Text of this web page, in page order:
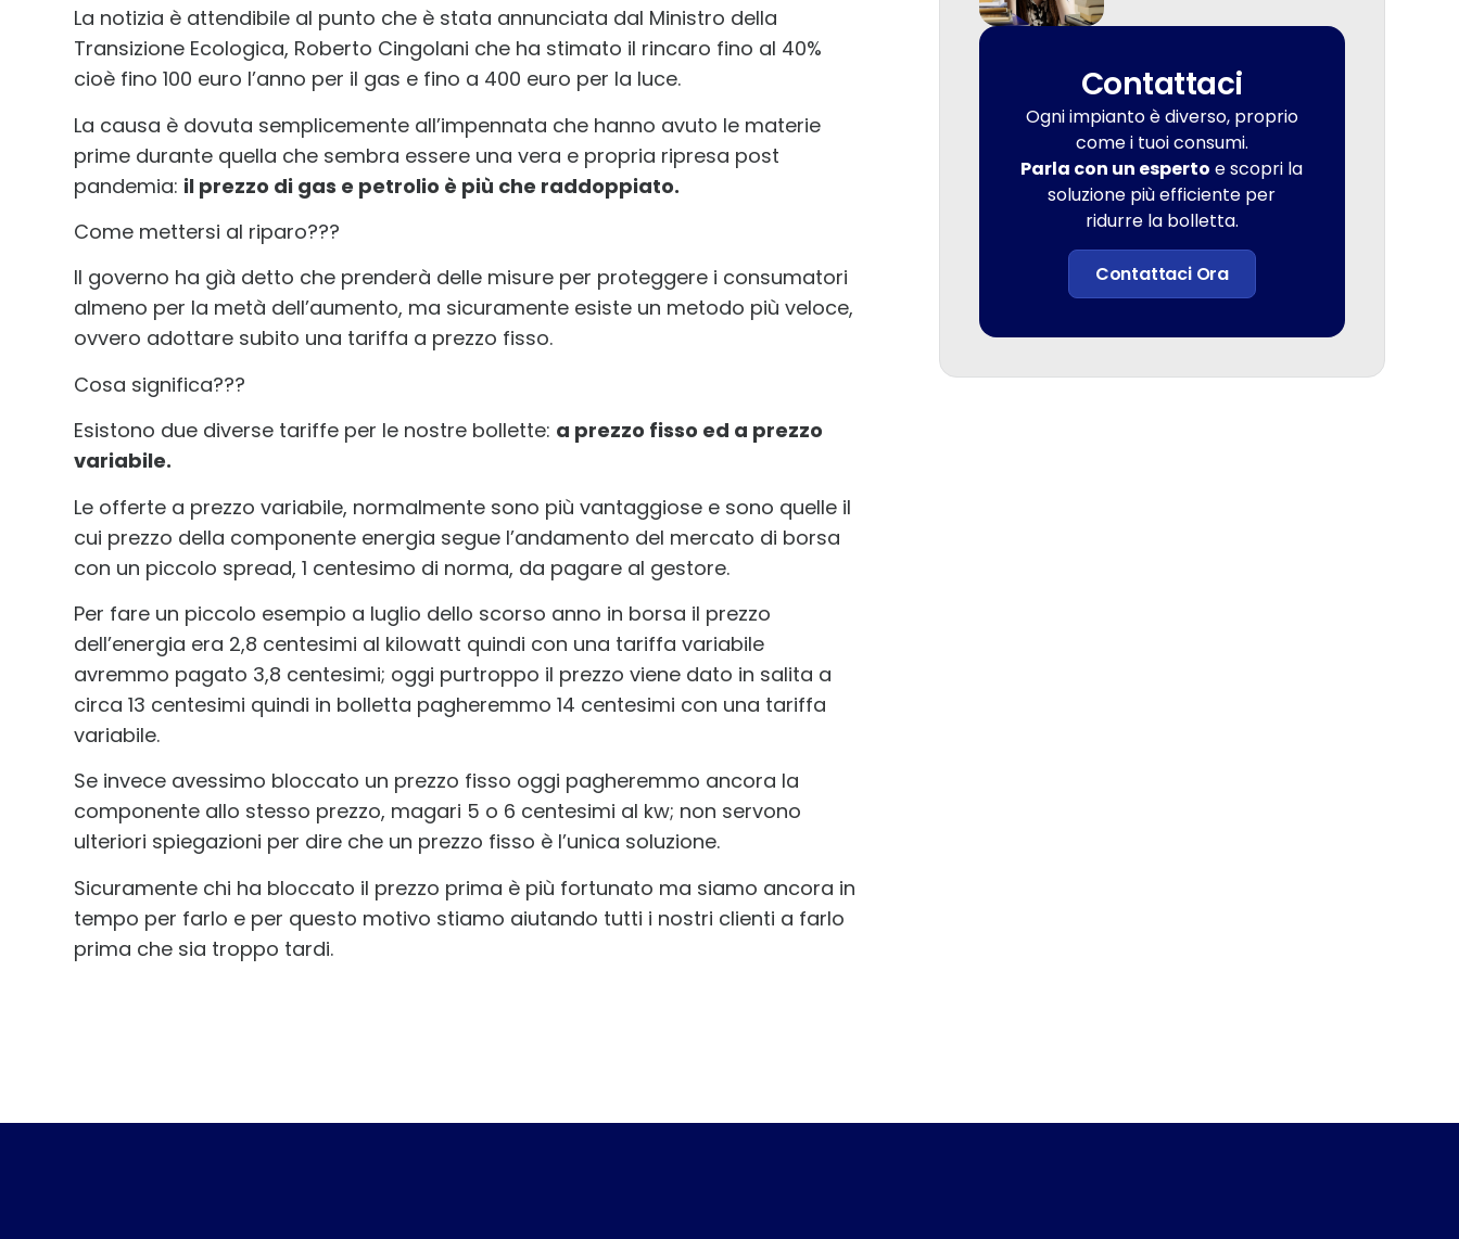
La notizia è attendibile al punto che è stata annunciata dal Ministro della
Transizione Ecologica, Roberto Cingolani che ha stimato il rincaro fino al 40%
cioè fino 100 euro l’anno per il gas e fino a 400 euro per la luce.
La causa è dovuta semplicemente all’impennata che hanno avuto le materie
prime durante quella che sembra essere una vera e propria ripresa post
pandemia: il prezzo di gas e petrolio è più che raddoppiato.
Come mettersi al riparo???
Il governo ha già detto che prenderà delle misure per proteggere i consumatori
almeno per la metà dell’aumento, ma sicuramente esiste un metodo più veloce,
ovvero adottare subito una tariffa a prezzo fisso.
Cosa significa???
Esistono due diverse tariffe per le nostre bollette: a prezzo fisso ed a prezzo
variabile.
Le offerte a prezzo variabile, normalmente sono più vantaggiose e sono quelle il
cui prezzo della componente energia segue l’andamento del mercato di borsa
con un piccolo spread, 1 centesimo di norma, da pagare al gestore.
Per fare un piccolo esempio a luglio dello scorso anno in borsa il prezzo
dell’energia era 2,8 centesimi al kilowatt quindi con una tariffa variabile
avremmo pagato 3,8 centesimi; oggi purtroppo il prezzo viene dato in salita a
circa 13 centesimi quindi in bolletta pagheremmo 14 centesimi con una tariffa
variabile.
Se invece avessimo bloccato un prezzo fisso oggi pagheremmo ancora la
componente allo stesso prezzo, magari 5 o 6 centesimi al kw; non servono
ulteriori spiegazioni per dire che un prezzo fisso è l’unica soluzione.
Sicuramente chi ha bloccato il prezzo prima è più fortunato ma siamo ancora in
tempo per farlo e per questo motivo stiamo aiutando tutti i nostri clienti a farlo
prima che sia troppo tardi.
Contattaci
Ogni impianto è diverso, proprio
come i tuoi consumi.
Parla con un esperto e scopri la
soluzione più efficiente per
ridurre la bolletta.
Contattaci Ora